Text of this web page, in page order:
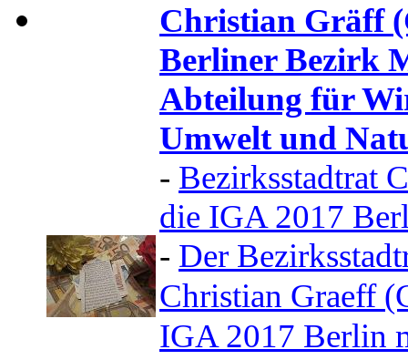
Christian Gräff
Berliner Bezirk
Abteilung für
Umwelt und
- Bezirksstadtrat
die IGA 2017
- Der
Christian Graeff
IGA 2017 Berlin